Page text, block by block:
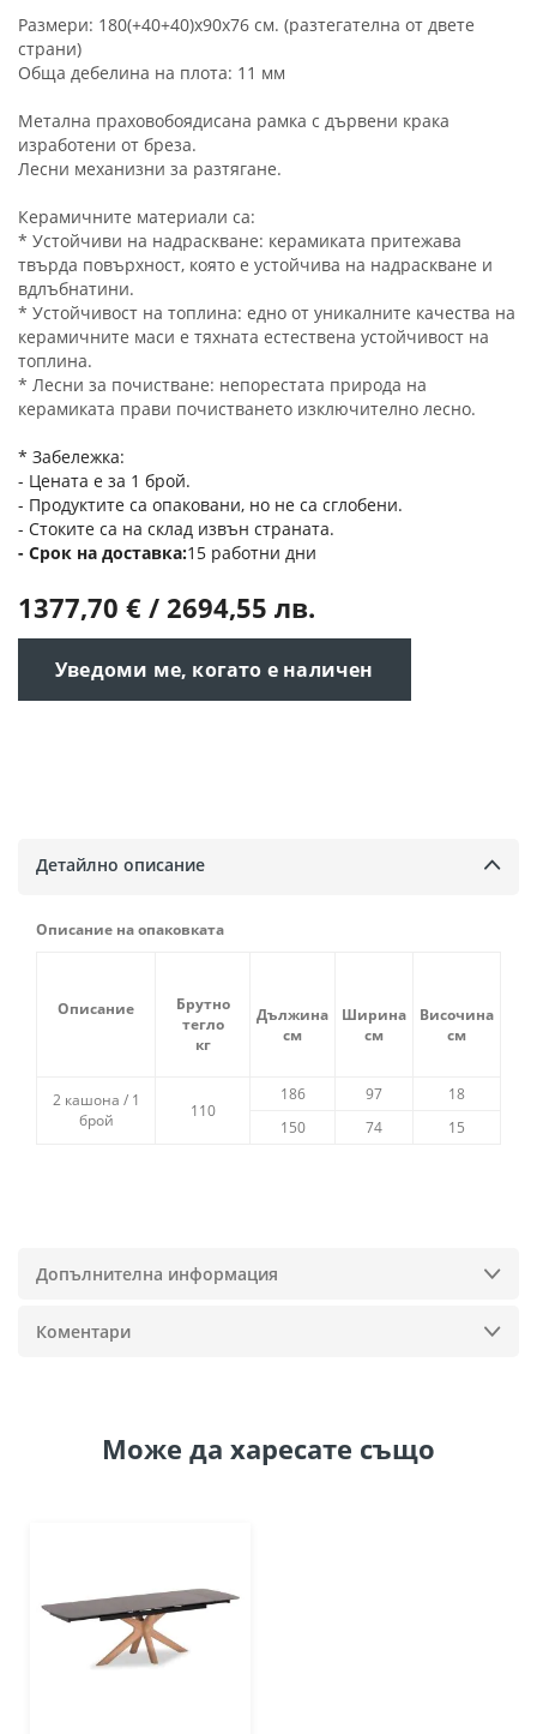
Размери: 180(+40+40)x90x76 см. (разтегателна от двете
страни)
Обща дебелина на плота: 11 мм
Метална праховобоядисана рамка с дървени крака
изработени от бреза.
Лесни механизни за разтягане.
Керамичните материали са:
* Устойчиви на надраскване: керамиката притежава
твърда повърхност, която е устойчива на надраскване и
вдлъбнатини.
* Устойчивост на топлина: едно от уникалните качества на
керамичните маси е тяхната естествена устойчивост на
топлина.
* Лесни за почистване: непорестата природа на
керамиката прави почистването изключително лесно.
* Забележка:
- Цената е за 1 брой.
- Продуктите са опаковани, но не са сглобени.
- Стоките са на склад извън страната.
Срок на доставка 15 работни дни
1377,70 € / 2694,55 лв.
Уведоми ме, когато е наличен
Детайлно описание
Описание на опаковката
Описание
Брутно
тегло
кг
Дължина
см
Ширина
см
Височина
см
2 кашона / 1
брой
110
186 97
18
150
74 15
Допълнителна информация
Коментари
Може да харесате също